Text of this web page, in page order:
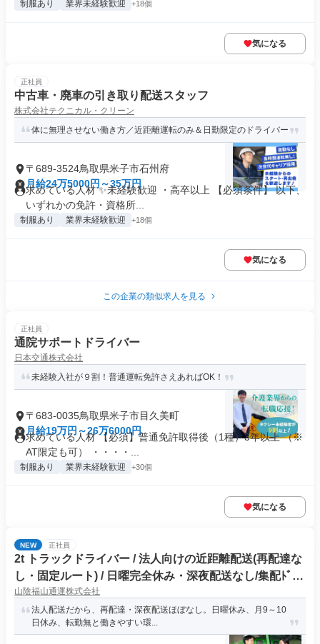
制服あり 業界未経験歓迎 +18個
気になる
正社員
中古車・廃車の引き取り配送スタッフ
株式会社テクニカル・クリーン
体に無理させない働き方／近距離運転のみ＆日勤限定のドライバー
〒689-3524鳥取県米子市石州府
月給24万5000円～35万円
求めている人材 ✨未経験歓迎 ・高卒以上 【必須条件】 以下、
いずれかの免許・資格所...
制服あり 業界未経験歓迎 +18個
気になる
この企業の類似求人を見る
正社員
通院サポートドライバー
日本交通株式会社
未経験入社が９割！普通運転免許さえあればOK！
〒683-0035鳥取県米子市目久美町
月給19万円～26万6000円
求めている人材 【必須】普通免許取得後（1種）3年以上 （※
AT限定も可） ・・・・...
制服あり 業界未経験歓迎 +30個
気になる
NEW 正社員
2t トラックドライバー / 法人向けの近距離配送(再配達な
し・固定ルート) / 日曜完全休み・深夜配送なし/集配ﾄﾞﾗｲ
ﾊﾞｰ2t(正社員)
山陰福山通運株式会社
法人配送だから、再配達・深夜配送ほぼなし。日曜休み、月9～10
日休み、転勤無と働きやすい環...